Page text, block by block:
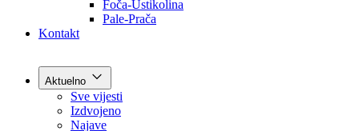
Općine
Kontakt
Aktuelno